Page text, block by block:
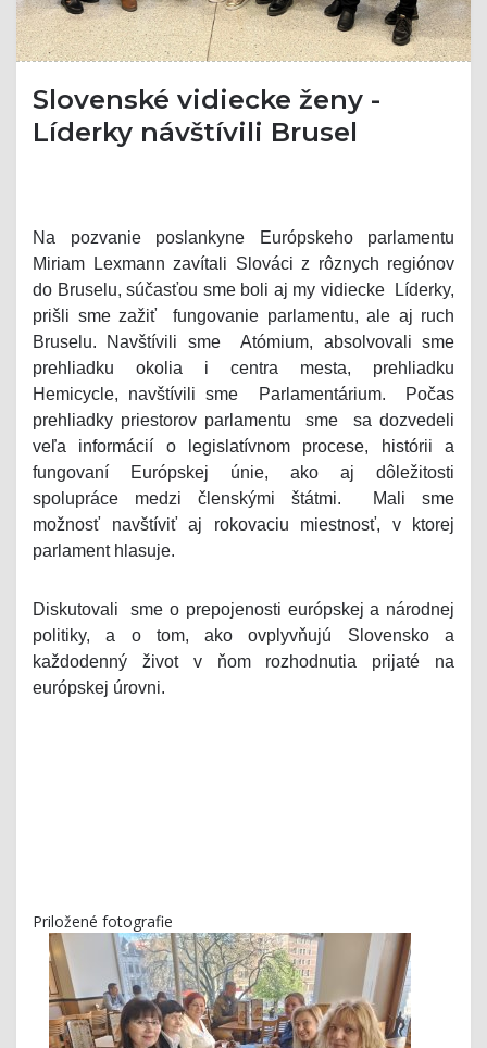
Slovenské vidiecke ženy -
Líderky návštívili Brusel
Na pozvanie poslankyne Európskeho parlamentu
Miriam Lexmann zavítali Slováci z rôznych regiónov
do Bruselu, súčasťou sme boli aj my vidiecke Líderky,
prišli sme zažiť fungovanie parlamentu, ale aj ruch
Bruselu. Navštívili sme Atómium, absolvovali sme
prehliadku okolia i centra mesta, prehliadku
Hemicycle, navštívili sme Parlamentárium. Počas
prehliadky priestorov parlamentu sme sa dozvedeli
veľa informácií o legislatívnom procese, histórii a
fungovaní Európskej únie, ako aj dôležitosti
spolupráce medzi členskými štátmi. Mali sme
možnosť navštíviť aj rokovaciu miestnosť, v ktorej
parlament hlasuje.
Diskutovali sme o prepojenosti európskej a národnej
politiky, a o tom, ako ovplyvňujú Slovensko a
každodenný život v ňom rozhodnutia prijaté na
európskej úrovni.
Priložené fotografie